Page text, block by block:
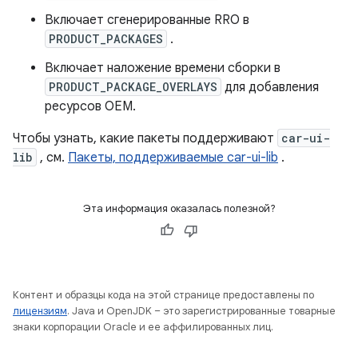
Включает сгенерированные RRO в
PRODUCT_PACKAGES .
Включает наложение времени сборки в
PRODUCT_PACKAGE_OVERLAYS для добавления
ресурсов OEM.
Чтобы узнать, какие пакеты поддерживают car-ui-
lib , см. Пакеты, поддерживаемые car-ui-lib .
Эта информация оказалась полезной?
Контент и образцы кода на этой странице предоставлены по
лицензиям. Java и OpenJDK – это зарегистрированные товарные
знаки корпорации Oracle и ее аффилированных лиц.